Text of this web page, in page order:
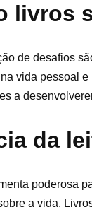
livros
de desafios
vida pessoal
a
da
poderosa
a vida.